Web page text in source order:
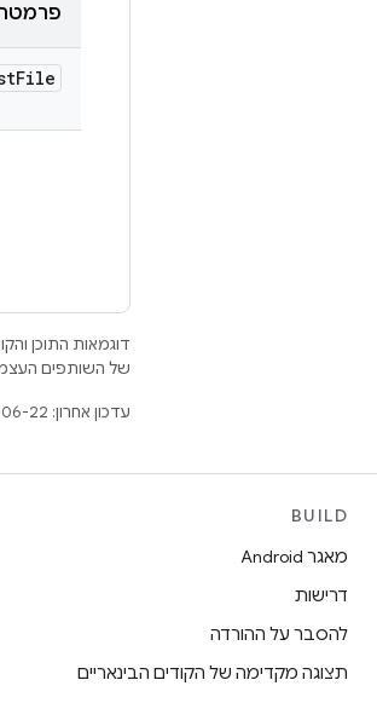
File
דוגמאות התוכן
של השותפים
עדכון אחרון: 2026-06-22 (שעון UTC).
BUILD
מאגר Android
דרישות
להסבר על ההורדה
תצוגה מקדימה של הקודים הבינאריים